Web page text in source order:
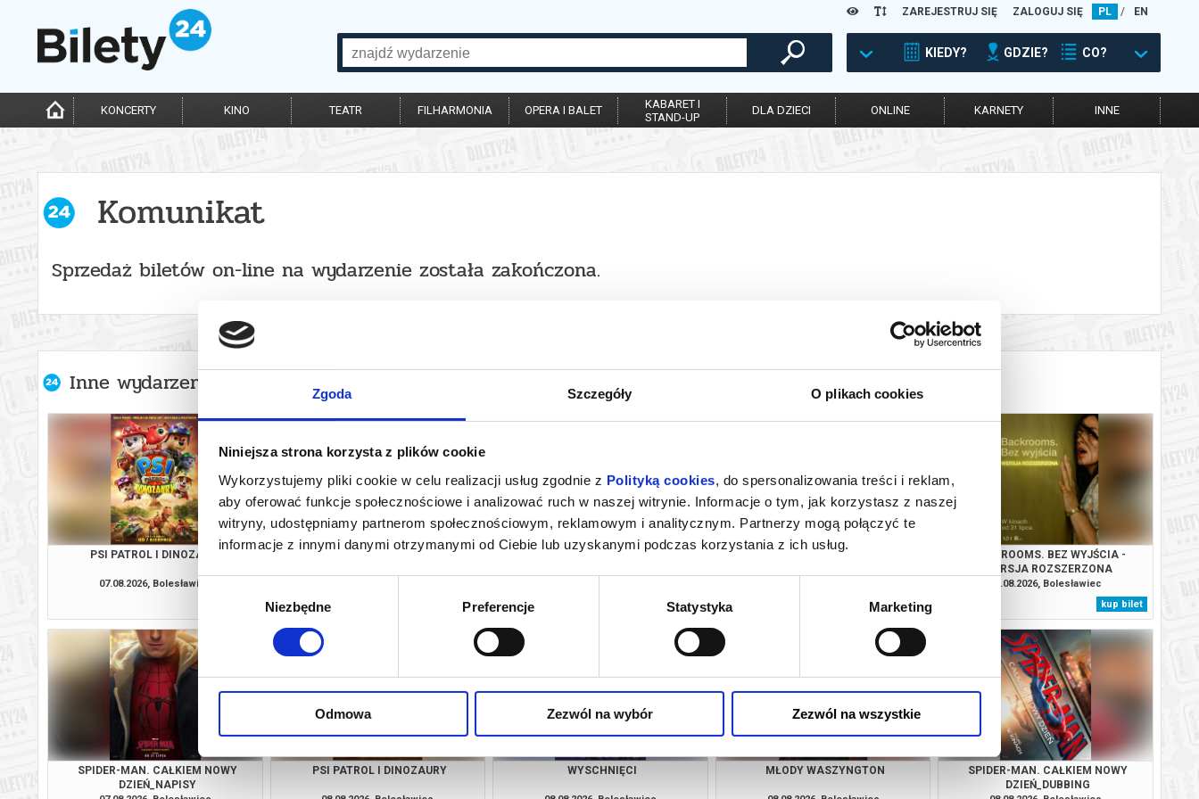
Zgoda Szczegóły O plikach cookies
Niniejsza strona korzysta z plików cookie
Wykorzystujemy pliki cookie w celu realizacji usług zgodnie z Polityką cookies, do spersonalizowania treści i reklam,
aby oferować funkcje społecznościowe i analizować ruch w naszej witrynie. Informacje o tym, jak korzystasz z naszej
witryny, udostępniamy partnerom społecznościowym, reklamowym i analitycznym. Partnerzy mogą połączyć te
informacje z innymi danymi otrzymanymi od Ciebie lub uzyskanymi podczas korzystania z ich usług.
Wybór
Niezbędne Preferencje Statystyka Marketing
Odmowa Zezwól na wybór Zezwól na wszystkie
ZAREJESTRUJ SIĘ ZALOGUJ SIĘ PL / EN
KIEDY? GDZIE? CO?
KONCERTY KINO TEATR FILHARMONIA OPERA I BALET
KABARET I
STAND-UP
DLA DZIECI ONLINE KARNETY INNE
Komunikat
Sprzedaż biletów on-line na wydarzenie została zakończona.
Inne wydarzenia organizatora
PSI PATROL I DINOZAURY
07.08.2026, Bolesławiec
WYSCHNIĘCI
kup bilet
MŁODY WASZYNGTON
kup bilet
SPIDER-MAN. CAŁKIEM NOWY
kup bilet
BACKROOMS. BEZ WYJŚCIA -
WERSJA ROZSZERZONA
07.08.2026, Bolesławiec
kup bilet
SPIDER-MAN. CAŁKIEM NOWY
DZIEŃ_NAPISY
PSI PATROL I DINOZAURY WYSCHNIĘCI MŁODY WASZYNGTON
SPIDER-MAN. CAŁKIEM NOWY
DZIEŃ_DUBBING